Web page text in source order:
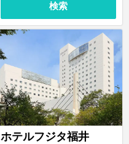
検索
ホテルフジタ福井